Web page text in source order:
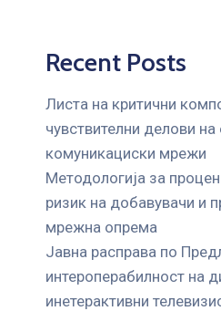
Recent Posts
Листа на критични
чувствителни делови на
комуникациски мрежи
Mетодологија за
ризик на добавувачи и
мрежна опрема
Јавна расправа по
интероперабилност на
инетерактивни